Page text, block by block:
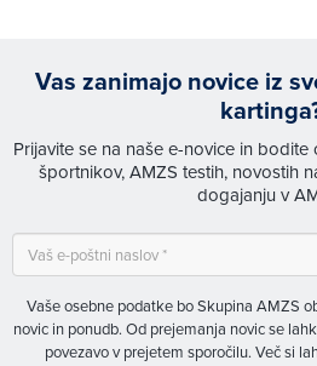
Vas zanimajo novice iz
Prijavite se na naše e-novice in
športnikov, AMZS testih, novostih
dogajanju v
Vaše osebne podatke bo Skupina AMZS
novic in ponudb. Od prejemanja novic se
povezavo v prejetem sporočilu. Več si